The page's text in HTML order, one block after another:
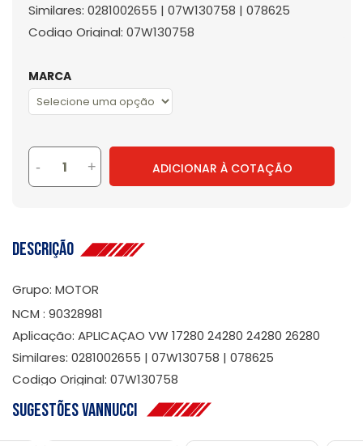
Similares: 0281002655 | 07W130758 | 078625
Codigo Original: 07W130758
MARCA
- + ADICIONAR À COTAÇÃO
Descrição
Grupo: MOTOR
NCM : 90328981
Aplicação: APLICAÇAO VW 17280 24280 24280 26280
Similares: 0281002655 | 07W130758 | 078625
Codigo Original: 07W130758
Sugestões Vannucci